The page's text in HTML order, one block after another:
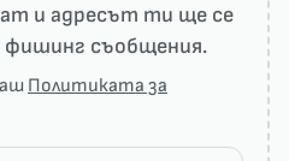
и адресът ти ще се
фишинг съобщения.
Политиката за